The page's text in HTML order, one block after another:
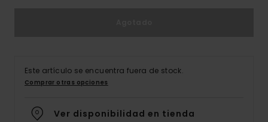
Este artículo se encuentra fuera de stock.
Comprar otras opciones
Ver disponibilidad en tienda